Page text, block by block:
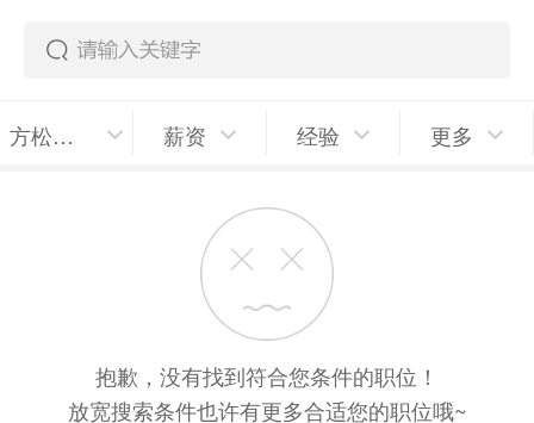
方松街道 薪资 经验 更多
抱歉，没有找到符合您条件的职位！
放宽搜索条件也许有更多合适您的职位哦~